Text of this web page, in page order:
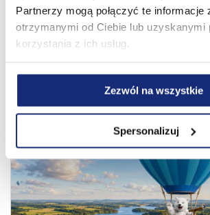
Partnerzy mogą połączyć te informacje
otrzymanymi od Ciebie lub uzyskanymi
korzystania z ich usług.
Zezwól na wszystkie
Spersonalizuj
Zobacz także